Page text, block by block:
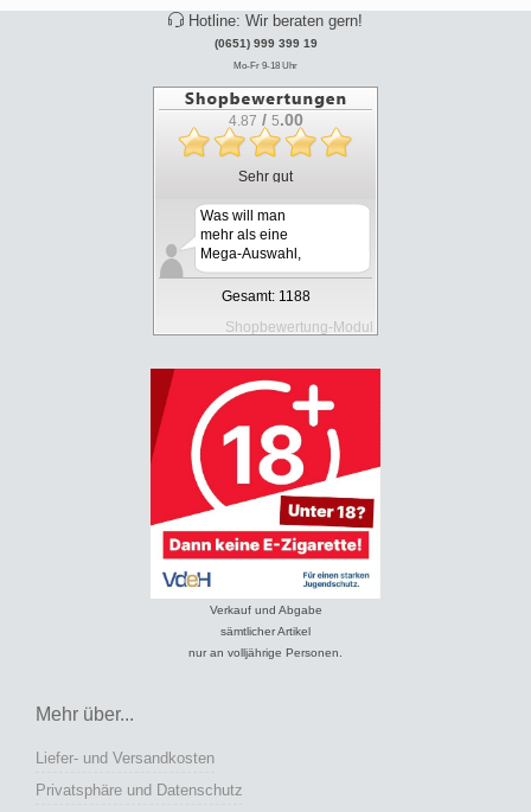
Hotline: Wir beraten gern!
(0651) 999 399 19
Mo-Fr 9-18 Uhr
4.87 / 5.00
Sehr gut
Was will man
mehr als eine
Mega-Auswahl,
gute Preise...
Gesamt: 1188
Shopbewertung-Modul
Verkauf und Abgabe
sämtlicher Artikel
nur an volljährige Personen.
Mehr über...
Liefer- und Versandkosten
Privatsphäre und Datenschutz